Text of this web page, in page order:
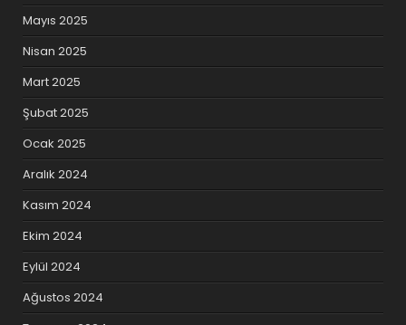
Mayıs 2025
Nisan 2025
Mart 2025
Şubat 2025
Ocak 2025
Aralık 2024
Kasım 2024
Ekim 2024
Eylül 2024
Ağustos 2024